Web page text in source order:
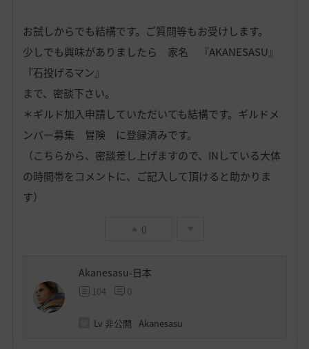
お試しからでも結構です。ご質問等もお受けします。
少しでも興味がありましたら 家名 『AKANESASU』
『石投げるマン』
まで、密談下さい。
＊ギルド加入申請していただいても結構です。ギルドメ
ンバー募集 冒険 に登録済みです。
（こちらから、密談差し上げますので、INしている大体
の時間帯をコメントに、ご記入して頂けると助かりま
す）
0
Akanesasu-日本
104 0
Lv 非公開 Akanesasu